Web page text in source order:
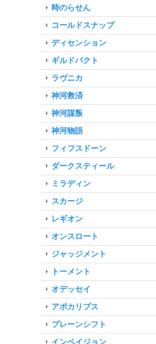
時のらせん
コールドスナップ
ディセンション
ギルドパクト
ラヴニカ
神河救済
神河謀叛
神河物語
フィフスドーン
ダークスティール
ミラディン
スカージ
レギオン
オンスロート
ジャッジメント
トーメント
オデッセイ
アポカリプス
プレーンシフト
インベイジョン